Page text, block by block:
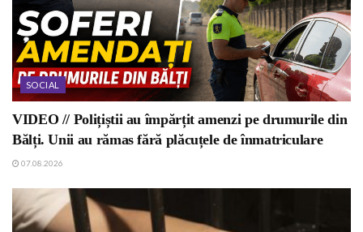
SOCIAL
VIDEO // Polițiștii au împărțit amenzi pe drumurile din
Bălți. Unii au rămas fără plăcuțele de înmatriculare
07.08.2026